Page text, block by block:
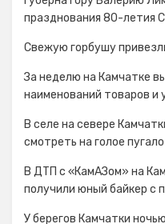
празднования 80-летия
Свежую горбушу
За неделю на Камчатке
наименований товаров и
В селе на севере
смотреть на голое пугало
В ДТП с «КамАЗом» на
получили юный байкер с
У берегов Камчатки